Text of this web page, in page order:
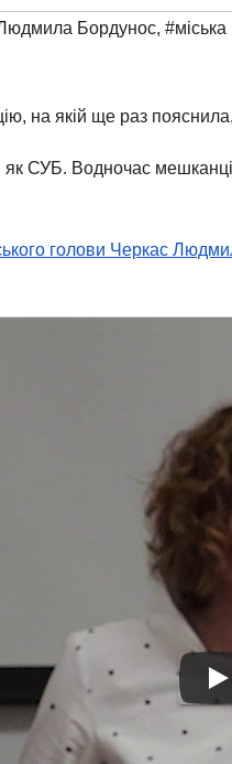
Бордунос,
на якій ще раз
як СУБ. Водночас
голови Черкас